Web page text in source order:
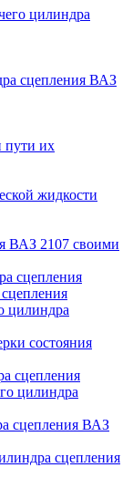
цилиндра
сцепления ВАЗ
пути их
жидкости
ВАЗ 2107 своими
сцепления
цилиндра
состояния
сцепления
цилиндра
сцепления ВАЗ
сцепления